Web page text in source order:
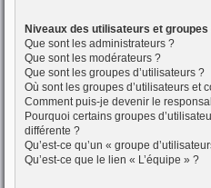
Niveaux des utilisateurs et groupes
Que sont les administrateurs ?
Que sont les modérateurs ?
Que sont les groupes d’utilisateurs ?
Où sont les groupes d’utilisateurs et
Comment puis-je devenir le
Pourquoi certains groupes
différente ?
Qu’est-ce qu’un « groupe
Qu’est-ce que le lien « L’équipe » ?